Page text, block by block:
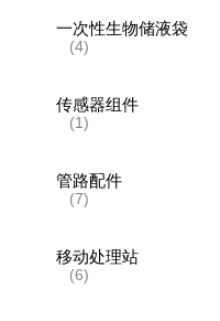
一次性生物储液袋
(4)
传感器组件
(1)
管路配件
(7)
移动处理站
(6)